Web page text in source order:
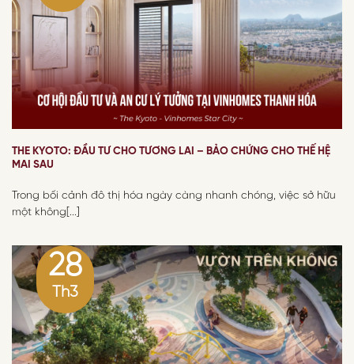
THE KYOTO: ĐẦU TƯ CHO TƯƠNG LAI – BẢO CHỨNG CHO THẾ HỆ
MAI SAU
Trong bối cảnh đô thị hóa ngày càng nhanh chóng, việc sở hữu
một không[...]
28
Th3